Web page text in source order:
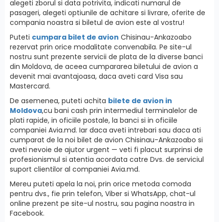
alegeti zborul si data potrivita, indicati numarul de
pasageri, alegeti optiunile de achitare si livrare, oferite de
compania noastra si biletul de avion este al vostru!
Puteti cumpara bilet de avion Chisinau-Ankazoabo
rezervat prin orice modalitate convenabila. Pe site-ul
nostru sunt prezente servicii de plata de la diverse banci
din Moldova, de aceea cumpararea biletului de avion a
devenit mai avantajoasa, daca aveti card Visa sau
Mastercard.
De asemenea, puteti achita bilete de avion in
Moldova,cu bani cash prin intermediul terminalelor de
plati rapide, in oficiile postale, la banci si in oficiile
companiei Avia.md. Iar daca aveti intrebari sau daca ati
cumparat de la noi bilet de avion Chisinau-Ankazoabo si
aveti nevoie de ajutor urgent — veti fi placut surprinsi de
profesionismul si atentia acordata catre Dvs. de serviciul
suport clientilor al companiei Avia.md.
Mereu puteti apela la noi, prin orice metoda comoda
pentru dvs., fie prin telefon, Viber si WhatsApp, chat-ul
online prezent pe site-ul nostru, sau pagina noastra in
Facebook.